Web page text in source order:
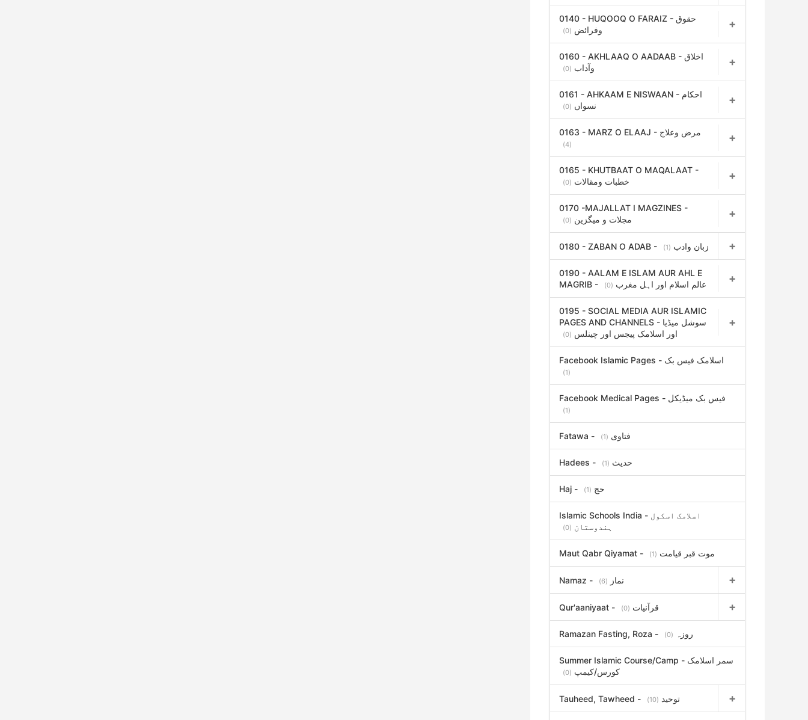
0140 - HUQOOQ O FARAIZ - حقوق
وفرائض (0)
0160 - AKHLAAQ O AADAAB - اخلاق
وآداب (0)
0161 - AHKAAM E NISWAAN - احکام
نسواں (0)
0163 - MARZ O ELAAJ - مرض وعلاج
(4)
0165 - KHUTBAAT O MAQALAAT -
خطبات ومقالات (0)
0170 -MAJALLAT I MAGZINES -
مجلات و میگزین (0)
0180 - ZABAN O ADAB - زبان وادب (1)
0190 - AALAM E ISLAM AUR AHL E
MAGRIB - عالم اسلام اور اہل مغرب (0)
0195 - SOCIAL MEDIA AUR ISLAMIC
PAGES AND CHANNELS - سوشل میڈیا
اور اسلامک پیجس اور چینلس (0)
Facebook Islamic Pages - اسلامک فیس بک
(1)
Facebook Medical Pages - فیس بک میڈیکل
(1)
Fatawa - فتاوی (1)
Hadees - حدیث (1)
Haj - حج (1)
Islamic Schools India - اسلامک اسکول
ہندوستان (0)
Maut Qabr Qiyamat - موت قبر قیامت (1)
Namaz - نماز (6)
Qur'aaniyaat - قرآنیات (0)
Ramazan Fasting, Roza - روزہ (0)
Summer Islamic Course/Camp - سمر اسلامک
کورس/کیمپ (0)
Tauheed, Tawheed - توحید (10)